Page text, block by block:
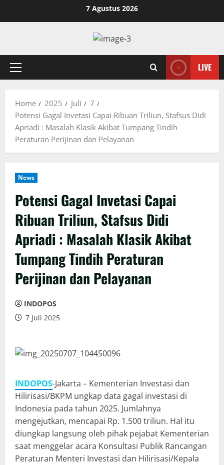
7 Agustus 2026
Primary
LIVE
Home 2025 Juli
7
Potensi Gagal Invetasi Capai Ribuan Triliun, Stafsus Didi
Apriadi : Masalah Klasik Akibat Tumpang Tindih
Peraturan Perijinan dan Pelayanan
News
Potensi Gagal Invetasi Capai
Ribuan Triliun, Stafsus Didi
Apriadi : Masalah Klasik Akibat
Tumpang Tindih Peraturan
Perijinan dan Pelayanan
INDOPOS
7 Juli 2025
INDOPOS-Jakarta – Kementerian Investasi dan
Hilirisasi/BKPM ungkap data gagal investasi di
Indonesia pada tahun 2025. Jumlahnya
mengejutkan, mencapai Rp. 1.500 triliun. Hal itu
diungkap langsung oleh pihak pejabat Kementerian
saat menggelar acara Konsultasi Publik Rancangan
Peraturan Menteri Investasi dan Hilirisasi/Kepala